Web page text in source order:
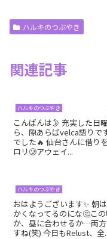
ハルキのつぶやき
関連記事
ハルキのつぶやき
こんばんは🌛 充実した日
ら、隙あらばvelca語りで
でした🔥 仙台さんに借り
ロリ🥲︎アウェイ...
ハルキのつぶやき
おはようございます✨ 朝
かくなってるのにな🤔こ
か、昼に合わせるか…両
すね(笑) 今日もRelust、全